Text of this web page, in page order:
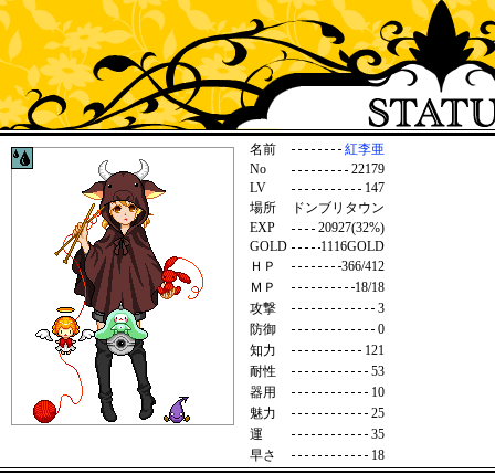
名前
紅李亜
No
22179
LV
147
場所
ドンブリタウン
EXP
20927(32%)
GOLD
1116GOLD
ＨＰ
366/412
ＭＰ
18/18
攻撃
3
防御
0
知力
121
耐性
53
器用
10
魅力
25
運
35
早さ
18